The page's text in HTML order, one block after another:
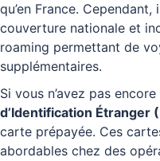
qu’en France.
couverture nationale et
roaming permettant de
supplémentaires.
Si vous n’avez pas
d’Identification Étranger
carte prépayée. Ces
abordables chez des